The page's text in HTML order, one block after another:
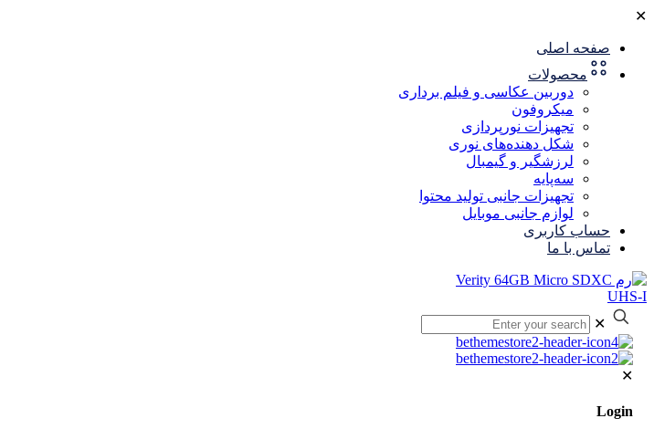
✕
صفحه اصلی
محصولات
دوربین عکاسی و فیلم برداری
میکروفون
تجهیزات نورپردازی
شکل‌ دهنده‌های نوری
لرزشگیر و گیمبال
سه‌پایه
تجهیزات جانبی تولید محتوا
لوازم جانبی موبایل
حساب کاربری
تماس با ما
✕
✕
Login